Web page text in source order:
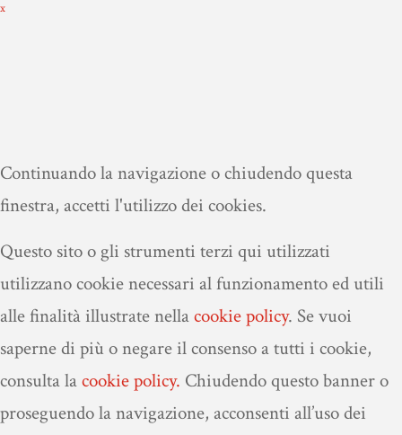
x
Continuando la navigazione o chiudendo questa
finestra, accetti l'utilizzo dei cookies.
Questo sito o gli strumenti terzi qui utilizzati
utilizzano cookie necessari al funzionamento ed utili
alle finalità illustrate nellacookie policy. Se vuoi
saperne di più o negare il consenso a tutti i cookie,
consulta lacookie policy. Chiudendo questo banner o
proseguendo la navigazione, acconsenti all’uso dei